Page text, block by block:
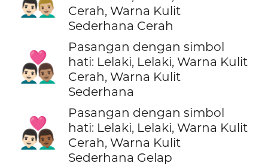
Cerah, Warna Kulit
Sederhana Cerah
👨🏻‍❤️‍👨🏽
Pasangan dengan simbol
hati: Lelaki, Lelaki, Warna Kulit
Cerah, Warna Kulit
Sederhana
👨🏻‍❤️‍👨🏾
Pasangan dengan simbol
hati: Lelaki, Lelaki, Warna Kulit
Cerah, Warna Kulit
Sederhana Gelap